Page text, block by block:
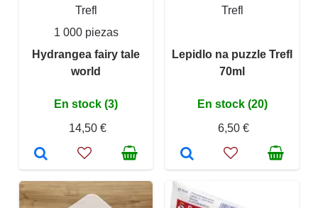
Trefl
1 000 piezas
Hydrangea fairy tale
world
En stock (3)
14,50 €
Trefl
Lepidlo na puzzle Trefl
70ml
En stock (20)
6,50 €